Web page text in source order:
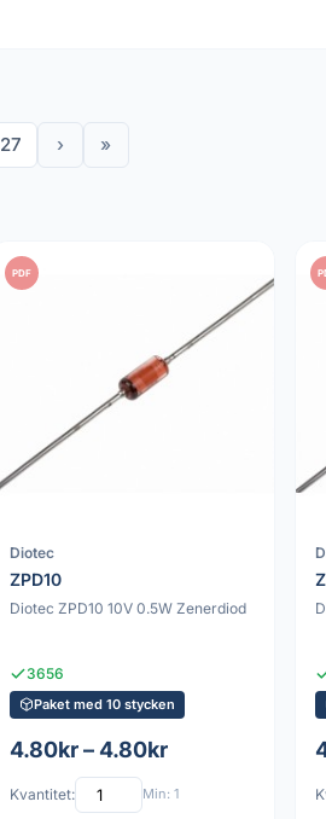
27 › »
PDF
Diotec
ZPD10
Diotec ZPD10 10V 0.5W Zenerdiod
3656
Paket med 10 stycken
4.80kr – 4.80kr
Kvantitet: Min: 1